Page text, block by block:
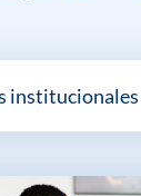
institucionales